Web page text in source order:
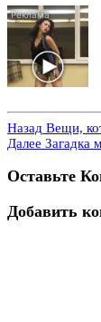
Назад Вещи,
Далее Загадка
Оставьте
Добавить